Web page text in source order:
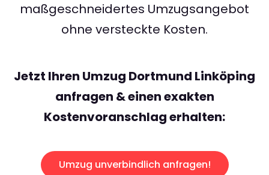
maßgeschneidertes Umzugsangebot
ohne versteckte Kosten.
Jetzt Ihren Umzug Dortmund Linköping
anfragen & einen exakten
Kostenvoranschlag erhalten:
Umzug unverbindlich anfragen!